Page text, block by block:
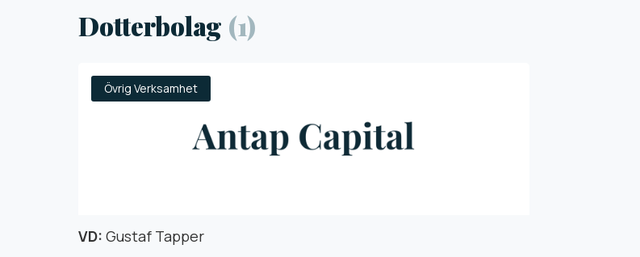
Dotterbolag (1)
Övrig Verksamhet
VD: Gustaf Tapper